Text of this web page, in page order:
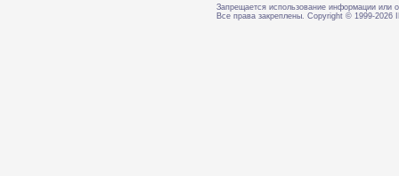
Запрещается использование информации или
Все права закреплены. Copyright © 1999-